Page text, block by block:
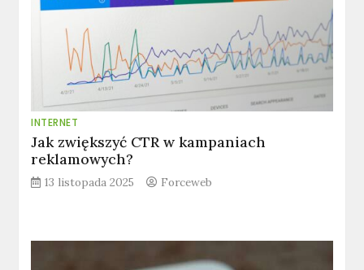
INTERNET
Jak zwiększyć CTR w kampaniach
reklamowych?
13 listopada 2025 Forceweb